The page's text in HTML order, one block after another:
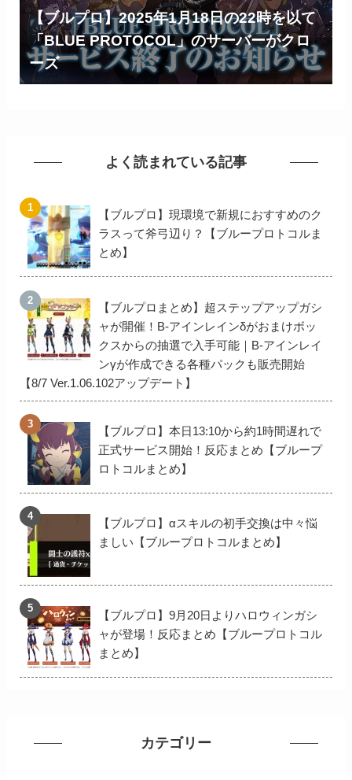
【ブルプロ】2025年1月18日の22時を以て
「BLUE PROTOCOL」のサーバーがクロ
ーズ
よく読まれている記事
【ブルプロ】現環境で新規におすすめのク
ラスって斧弓辺り？【ブループロトコルま
とめ】
【ブルプロまとめ】超ステップアップガシ
ャが開催！B-アインレインδがおまけボッ
クスからの抽選で入手可能｜B-アインレイ
ンγが作成できる各種パックも販売開始
【8/7 Ver.1.06.102アップデート】
【ブルプロ】本日13:10から約1時間遅れで
正式サービス開始！反応まとめ【ブループ
ロトコルまとめ】
【ブルプロ】αスキルの初手交換は中々悩
ましい【ブループロトコルまとめ】
【ブルプロ】9月20日よりハロウィンガシ
ャが登場！反応まとめ【ブループロトコル
まとめ】
カテゴリー